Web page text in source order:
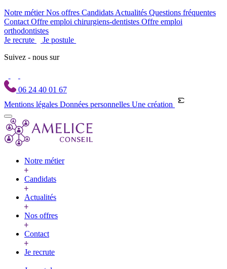
Notre métierNos offres Candidats Actualités Questions fréquentes
Contact Offre emploi chirurgiens-dentistes Offre emploi
orthodontistes
Je recrute
Je postule
Suivez - nous sur
06 24 40 01 67
Mentions légales Données personnelles Une création
Notre métier
Candidats
Actualités
Nos offres
Contact
Je recrute